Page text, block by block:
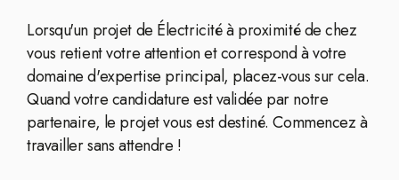
Lorsqu'un projet de Électricité à proximité de chez
vous retient votre attention et correspond à votre
domaine d'expertise principal, placez-vous sur cela.
Quand votre candidature est validée par notre
partenaire, le projet vous est destiné. Commencez à
travailler sans attendre !